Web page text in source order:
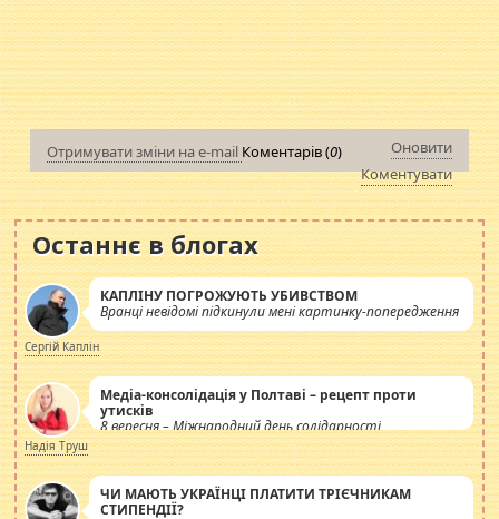
Отримувати зміни на e-mail Коментарів (0)
Оновити
Коментувати
Останнє в блогах
КАПЛІНУ ПОГРОЖУЮТЬ УБИВСТВОМ
Вранці невідомі підкинули мені картинку-попередження
Сергій Каплін
Медіа-консолідація у Полтаві – рецепт проти
утисків
8 вересня – Міжнародний день солідарності
журналістів.
Надія Труш
ЧИ МАЮТЬ УКРАЇНЦІ ПЛАТИТИ ТРІЄЧНИКАМ
СТИПЕНДІЇ?